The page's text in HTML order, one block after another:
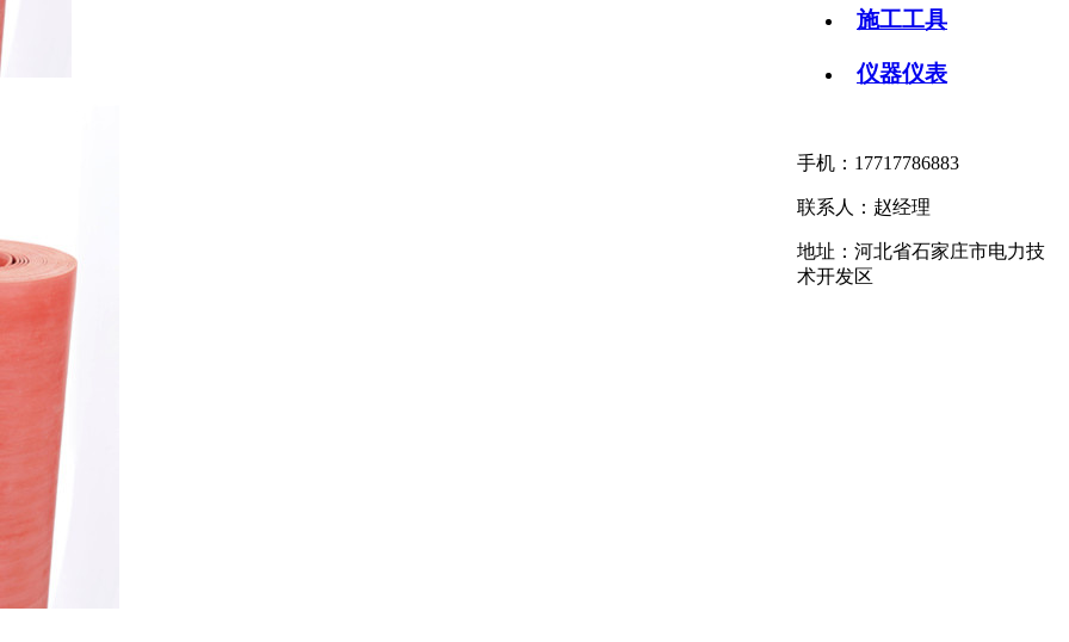
施工工具
仪器仪表
手机：17717786883
联系人：赵经理
地址：河北省石家庄市电力技
术开发区